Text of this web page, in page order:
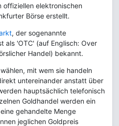
offiziellen elektronischen
Börse erstellt.
, der sogenannte
als 'OTC' (auf Englisch: Over
Handel) bekannt.
mit wem sie handeln
untereinander anstatt über
hauptsächlich telefonisch
Goldhandel werden ein
gehandelte Menge
jeglichen Goldpreis